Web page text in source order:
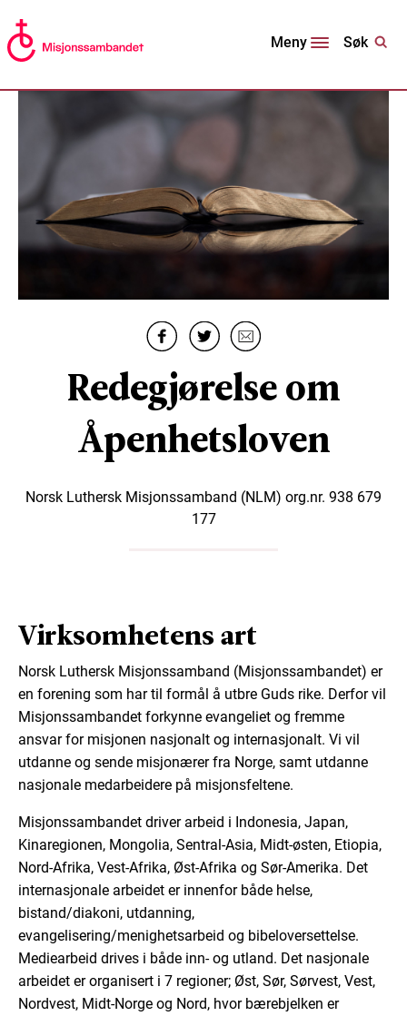
Meny Søk
Redegjørelse om
Åpenhetsloven
Norsk Luthersk Misjonssamband (NLM) org.nr. 938 679
177
Virksomhetens art
Norsk Luthersk Misjonssamband (Misjonssambandet) er
en forening som har til formål å utbre Guds rike. Derfor vil
Misjonssambandet forkynne evangeliet og fremme
ansvar for misjonen nasjonalt og internasjonalt. Vi vil
utdanne og sende misjonærer fra Norge, samt utdanne
nasjonale medarbeidere på misjonsfeltene.
Misjonssambandet driver arbeid i Indonesia, Japan,
Kinaregionen, Mongolia, Sentral-Asia, Midt-østen, Etiopia,
Nord-Afrika, Vest-Afrika, Øst-Afrika og Sør-Amerika. Det
internasjonale arbeidet er innenfor både helse,
bistand/diakoni, utdanning,
evangelisering/menighetsarbeid og bibeloversettelse.
Mediearbeid drives i både inn- og utland. Det nasjonale
arbeidet er organisert i 7 regioner; Øst, Sør, Sørvest, Vest,
Nordvest, Midt-Norge og Nord, hvor bærebjelken er